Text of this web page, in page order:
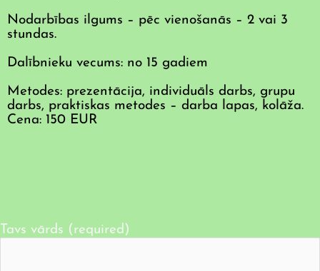
Nodarbības ilgums – pēc vienošanās – 2 vai 3
stundas.
Dalībnieku vecums: no 15 gadiem
Metodes: prezentācija, individuāls darbs, grupu
darbs, praktiskas metodes – darba lapas, kolāža.
Cena: 150 EUR
Tavs vārds (required)